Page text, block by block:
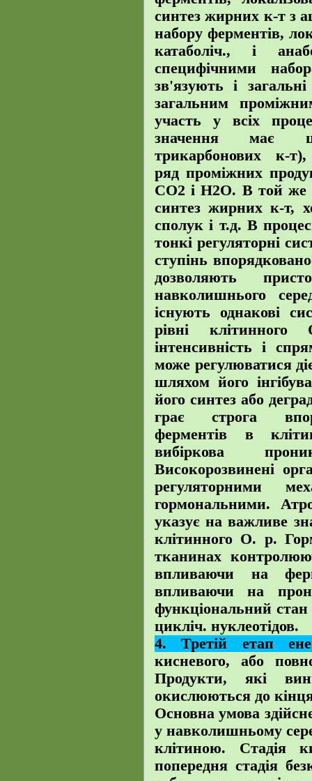
синтез жирних к-т з
набору ферментів,
катаболіч., і
специфічними
зв'язують і
загальним
участь у всіх
значення має
трикарбонових к-т),
ряд проміжних
CO2 і H2O. В той же
синтез жирних к-т,
сполук і т.д. В
тонкі регуляторні
ступінь
дозволяють
навколишнього
існують однакові
рівні
інтенсивність і
може регулюватися
шляхом його
його синтез або
грає строга
ферментів в
вибіркова
Високорозвинені
регуляторними
гормональними.
указує на важливе
клітинного О. р.
тканинах
впливаючи на
впливаючи на
функціональний стан
цикліч. нуклеотідов.
4. Третій етап
кисневого, або
Продукти, які
окислюються до
Основна умова
у навколишньому
клітиною. Стадія
попередня стадія